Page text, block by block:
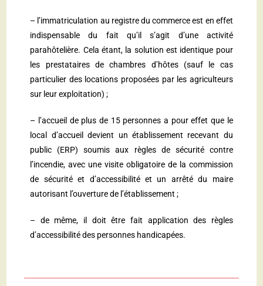
– l’immatriculation au registre du commerce est en effet
indispensable du fait qu’il s’agit d’une activité
parahôtelière. Cela étant, la solution est identique pour
les prestataires de chambres d’hôtes (sauf le cas
particulier des locations proposées par les agriculteurs
sur leur exploitation) ;
– l’accueil de plus de 15 personnes a pour effet que le
local d’accueil devient un établissement recevant du
public (ERP) soumis aux règles de sécurité contre
l’incendie, avec une visite obligatoire de la commission
de sécurité et d’accessibilité et un arrêté du maire
autorisant l’ouverture de l’établissement ;
– de même, il doit être fait application des règles
d’accessibilité des personnes handicapées.